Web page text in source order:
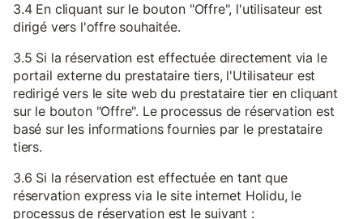
3.4 En cliquant sur le bouton "Offre", l'utilisateur est
dirigé vers l'offre souhaitée.
3.5 Si la réservation est effectuée directement via le
portail externe du prestataire tiers, l'Utilisateur est
redirigé vers le site web du prestataire tier en cliquant
sur le bouton "Offre". Le processus de réservation est
basé sur les informations fournies par le prestataire
tiers.
3.6 Si la réservation est effectuée en tant que
réservation express via le site internet Holidu, le
processus de réservation est le suivant :